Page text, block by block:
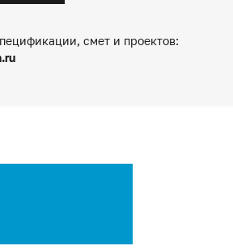
смет и проектов: